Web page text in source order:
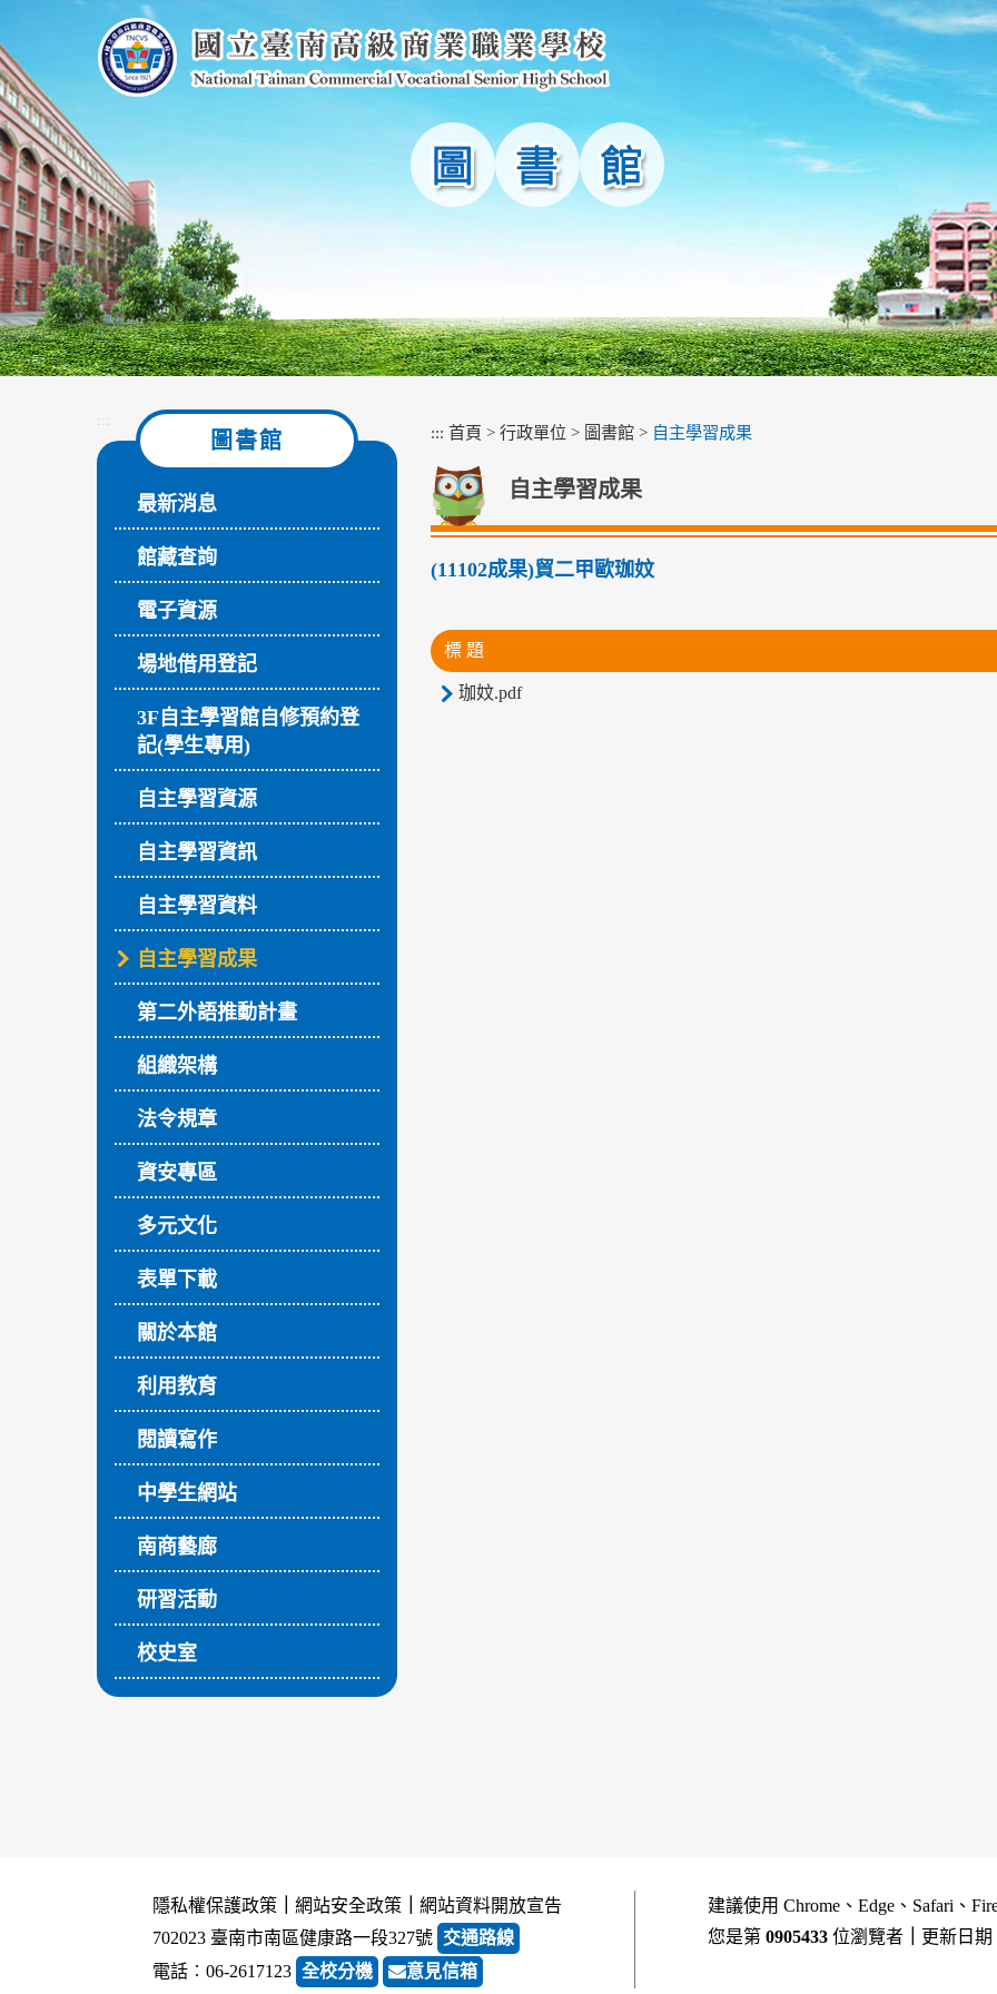
主
要
內
容
區
塊
:::
圖書館
最新消息
館藏查詢
電子資源
場地借用登記
3F自主學習館自修預約登
記(學生專用)
自主學習資源
自主學習資訊
自主學習資料
自主學習成果
第二外語推動計畫
組織架構
法令規章
資安專區
多元文化
表單下載
關於本館
利用教育
閱讀寫作
中學生網站
南商藝廊
研習活動
校史室
::: 首頁 > 行政單位 > 圖書館 > 自主學習成果
自主學習成果
(11102成果)貿二甲歐珈妏
標 題
珈妏.pdf
隱私權保護政策 網站安全政策
網站資料開放宣告
702023 臺南市南區健康路一段327號 交通路線
電話︰06-2617123 全校分機 意見信箱
建議使用 Chrome、Edge、Safari、
您是第 0905433 位瀏覽者 更新日期